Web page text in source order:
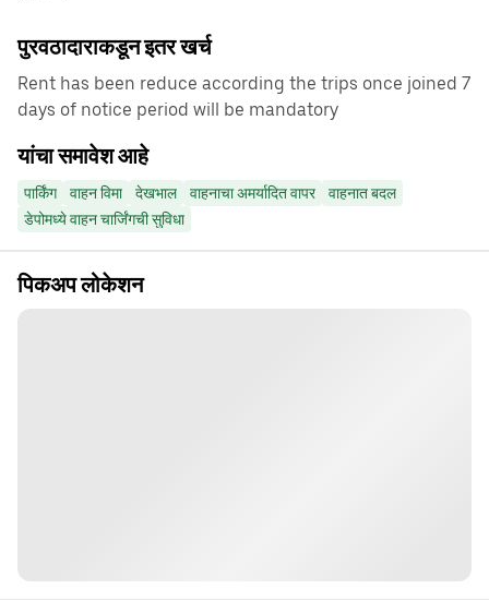
पुरवठादाराकडून इतर खर्च
Rent has been reduce according the trips once joined 7
days of notice period will be mandatory
यांचा समावेश आहे
पार्किंग वाहन विमा देखभाल वाहनाचा अमर्यादित वापर
वाहनात बदल
डेपोमध्ये वाहन चार्जिंगची सुविधा
पिकअप लोकेशन